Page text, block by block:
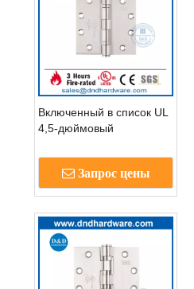
Включенный в список UL
4,5-дюймовый
SUS304 для
противопожарной двери,
шарнир-DDSS002-FR-
Запрос цены